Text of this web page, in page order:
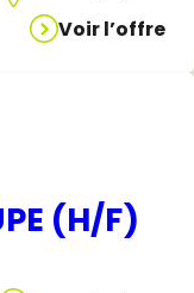
Voir l’offre
(H/F)